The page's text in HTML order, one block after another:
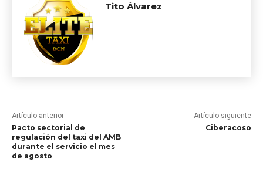
Tito Álvarez
Artículo anterior
Pacto sectorial de
regulación del taxi del AMB
durante el servicio el mes
de agosto
Artículo siguiente
Ciberacoso